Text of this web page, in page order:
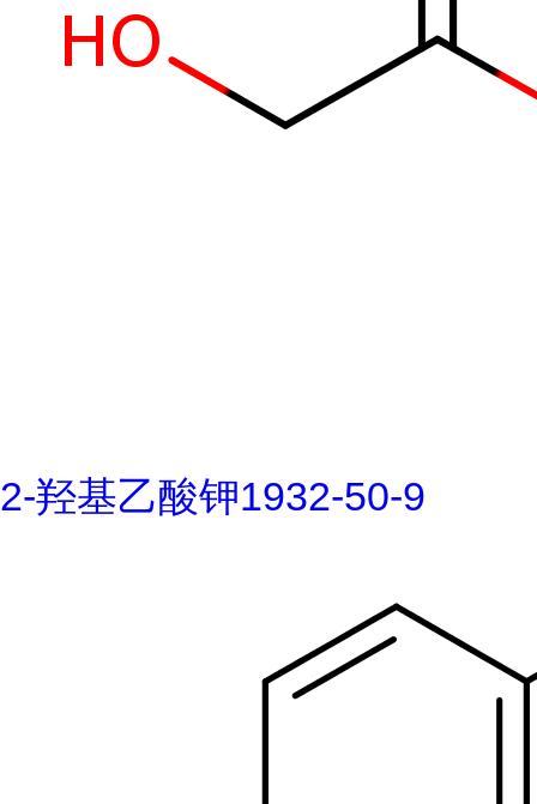
2-羟基乙酸钾1932-50-9